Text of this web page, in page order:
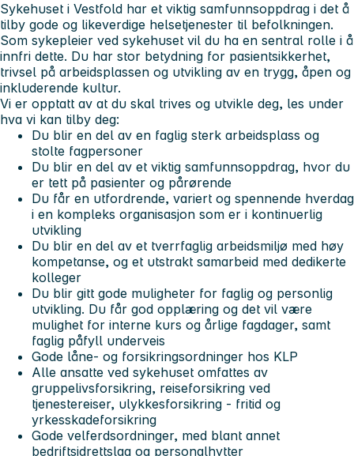
Sykehuset i Vestfold har et viktig samfunnsoppdrag i det å
tilby gode og likeverdige helsetjenester til befolkningen.
Som sykepleier ved sykehuset vil du ha en sentral rolle i å
innfri dette. Du har stor betydning for pasientsikkerhet,
trivsel på arbeidsplassen og utvikling av en trygg, åpen og
inkluderende kultur.
Vi er opptatt av at du skal trives og utvikle deg, les under
hva vi kan tilby deg:
Du blir en del av en faglig sterk arbeidsplass og
stolte fagpersoner
Du blir en del av et viktig samfunnsoppdrag, hvor du
er tett på pasienter og pårørende
Du får en utfordrende, variert og spennende hverdag
i en kompleks organisasjon som er i kontinuerlig
utvikling
Du blir en del av et tverrfaglig arbeidsmiljø med høy
kompetanse, og et utstrakt samarbeid med dedikerte
kolleger
Du blir gitt gode muligheter for faglig og personlig
utvikling. Du får god opplæring og det vil være
mulighet for interne kurs og årlige fagdager, samt
faglig påfyll underveis
Gode låne- og forsikringsordninger hos KLP
Alle ansatte ved sykehuset omfattes av
gruppelivsforsikring, reiseforsikring ved
tjenestereiser, ulykkesforsikring - fritid og
yrkesskadeforsikring
Gode velferdsordninger, med blant annet
bedriftsidrettslag og personalhytter